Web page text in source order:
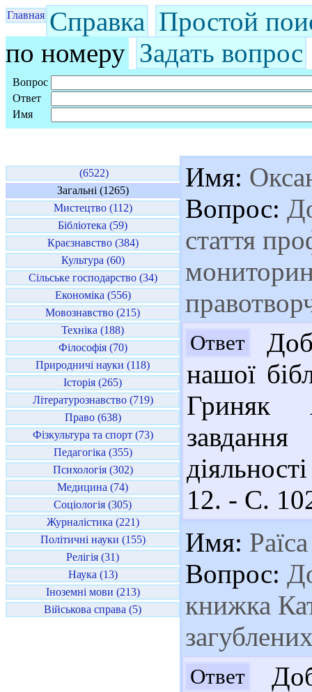
Главная Справка Простой
по номеру Задать вопрос
Вопрос
Ответ
Имя
(6522)
Загальні (1265)
Мистецтво (112)
Бібліотека (59)
Краєзнавство (384)
Культура (60)
Сільське господарство (34)
Економіка (556)
Мовознавство (215)
Техніка (188)
Філософія (70)
Природничі науки (118)
Історія (265)
Літературознавство (719)
Право (638)
Фізкультура та спорт (73)
Педагогіка (355)
Психологія (302)
Медицина (74)
Соціологія (305)
Журналістика (221)
Політичні науки (155)
Релігія (31)
Наука (13)
Іноземні мови (213)
Військова справа (5)
Имя:
Вопрос:
стаття
Ответ
нашої
Гриняк
12. - С.
Имя: Раїса
Вопрос:
книжка
Ответ